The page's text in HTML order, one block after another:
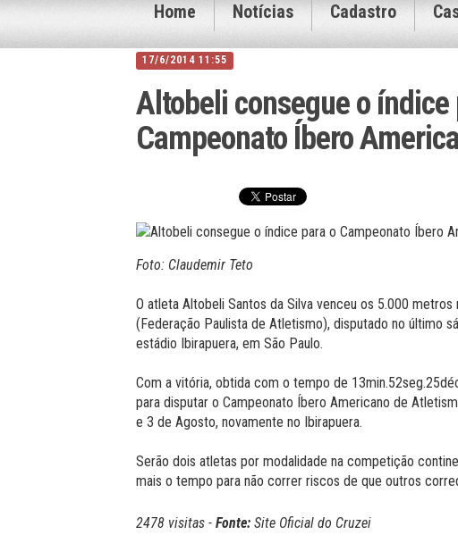
Home Notícias Cadastro
17/6/2014 11:55
Altobeli consegue o índice
Campeonato Íbero
Foto: Claudemir Teto
O atleta Altobeli Santos da Silva venceu os 5.000
(Federação Paulista de Atletismo), disputado no último
estádio Ibirapuera, em São Paulo.
Com a vitória, obtida com o tempo de
para disputar o Campeonato Íbero Americano de
e 3 de Agosto, novamente no Ibirapuera.
Serão dois atletas por modalidade na competição
mais o tempo para não correr riscos de que outros
2478 visitas - Fonte: Site Oficial do Cruzei